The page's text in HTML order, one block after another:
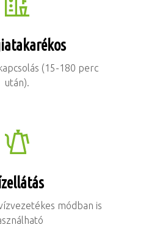
(15-180 perc
után).
módban is